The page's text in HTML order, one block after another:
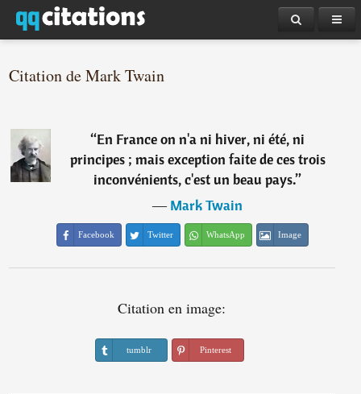
Citation de Mark Twain
“En France on n'a ni hiver, ni été, ni
principes ; mais exception faite de ces trois
inconvénients, c'est un beau pays.”
―Mark Twain
Facebook Twitter WhatsApp Image
Citation en image:
tumblr Pinterest